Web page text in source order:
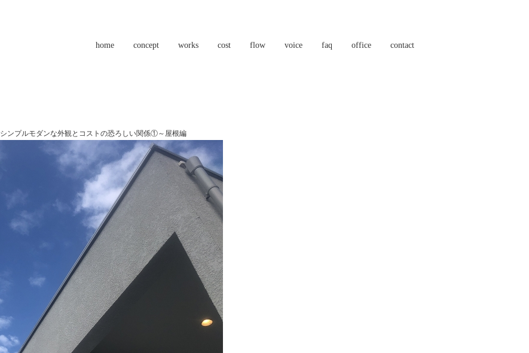
home concept works cost flow voice faq office contact
シンプルモダンな外観とコストの恐ろしい関係①～屋根編